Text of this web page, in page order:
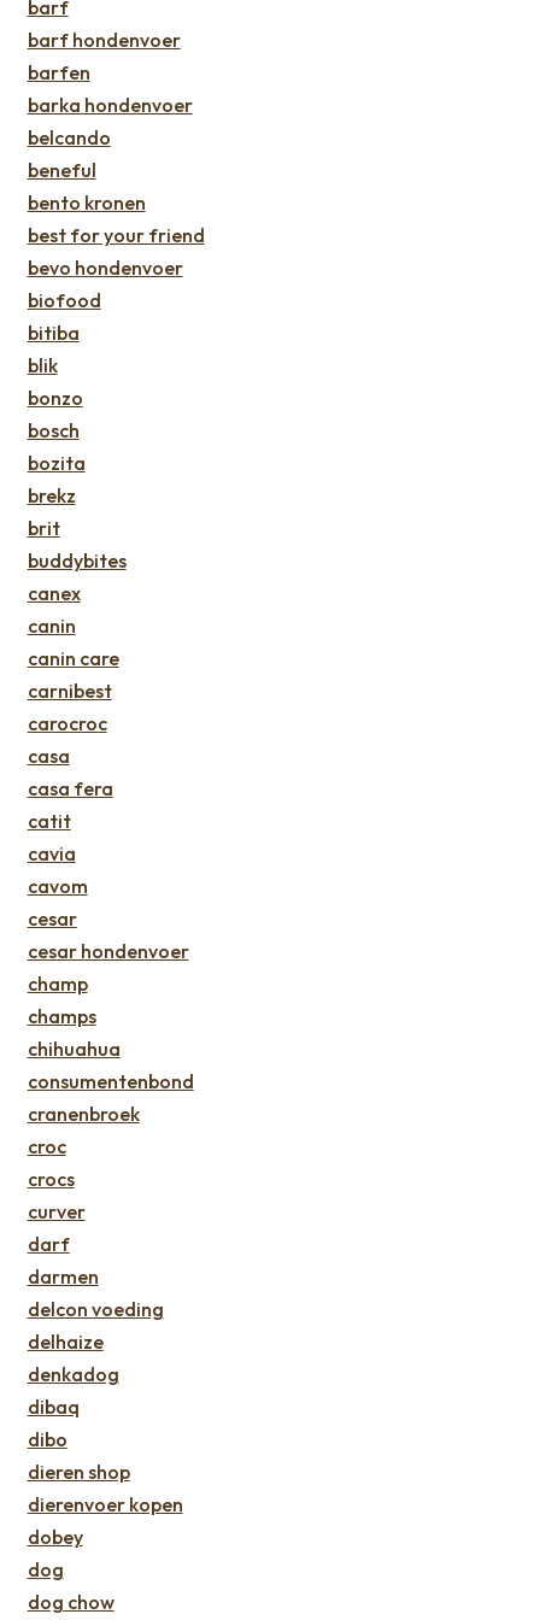
barf
barf hondenvoer
barfen
barka hondenvoer
belcando
beneful
bento kronen
best for your friend
bevo hondenvoer
biofood
bitiba
blik
bonzo
bosch
bozita
brekz
brit
buddybites
canex
canin
canin care
carnibest
carocroc
casa
casa fera
catit
cavia
cavom
cesar
cesar hondenvoer
champ
champs
chihuahua
consumentenbond
cranenbroek
croc
crocs
curver
darf
darmen
delcon voeding
delhaize
denkadog
dibaq
dibo
dieren shop
dierenvoer kopen
dobey
dog
dog chow